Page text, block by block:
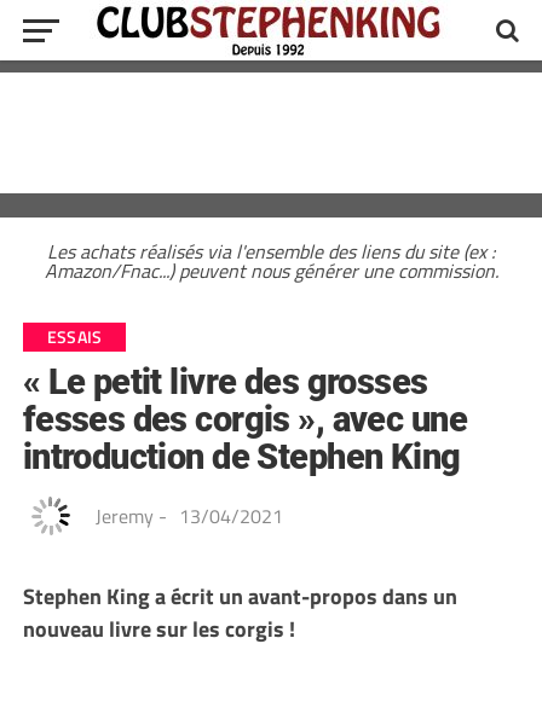
Les achats réalisés via l'ensemble des liens du site (ex :
Amazon/Fnac...) peuvent nous générer une commission.
ESSAIS
« Le petit livre des grosses
fesses des corgis », avec une
introduction de Stephen King
Jeremy - 13/04/2021
Stephen King a écrit un avant-propos dans un
nouveau livre sur les corgis !